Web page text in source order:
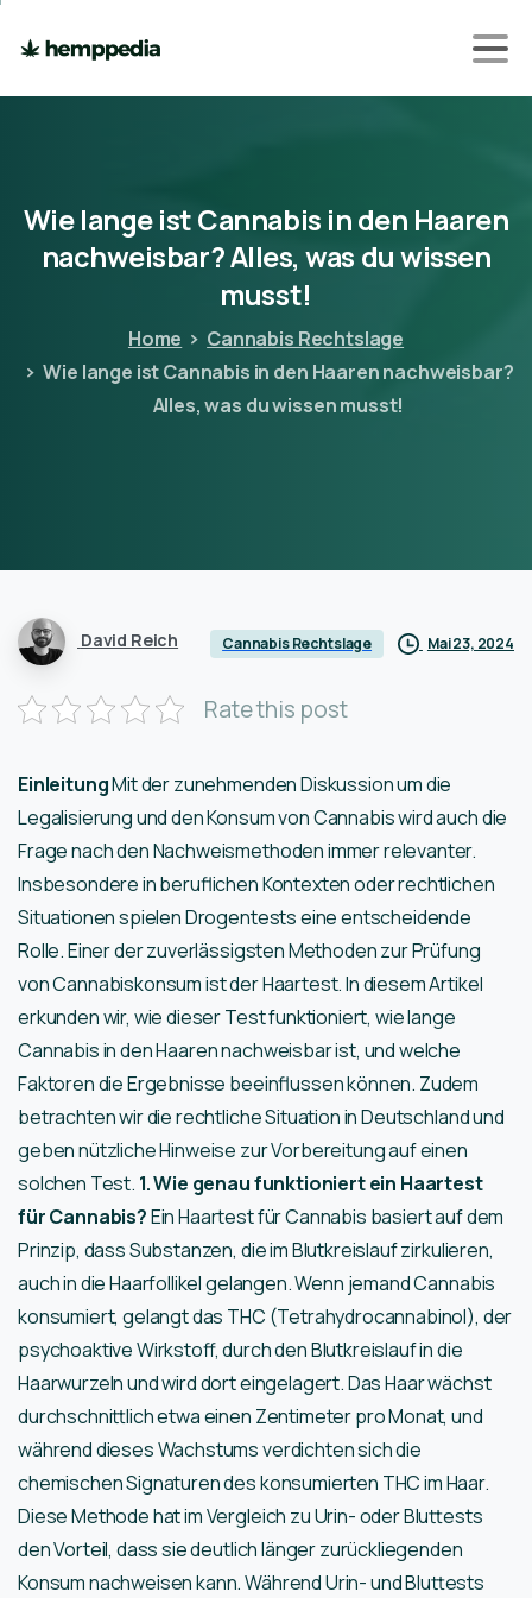
Wie langeistCannabis inden Haaren
nachweisbar?Alles, was duwissen
musst!
Home
Cannabis Rechtslage
Wie lange ist Cannabis in den Haaren nachweisbar?
Alles, was du wissen musst!
David Reich Cannabis Rechtslage Mai 23, 2024
Rate this post
EinleitungMit der zunehmenden Diskussion um die
Legalisierung und den Konsum von Cannabis wird auch die
Frage nach den Nachweismethoden immer relevanter.
Insbesondere in beruflichen Kontexten oder rechtlichen
Situationen spielen Drogentests eine entscheidende
Rolle. Einer der zuverlässigsten Methoden zur Prüfung
von Cannabiskonsum ist der Haartest. In diesem Artikel
erkunden wir, wie dieser Test funktioniert, wie lange
Cannabis in den Haaren nachweisbar ist, und welche
Faktoren die Ergebnisse beeinflussen können. Zudem
betrachten wir die rechtliche Situation in Deutschland und
geben nützliche Hinweise zur Vorbereitung auf einen
solchen Test. 1. Wie genau funktioniert ein Haartest
für Cannabis?Ein Haartest für Cannabis basiert auf dem
Prinzip, dass Substanzen, die im Blutkreislauf zirkulieren,
auch in die Haarfollikel gelangen. Wenn jemand Cannabis
konsumiert, gelangt das THC (Tetrahydrocannabinol), der
psychoaktive Wirkstoff, durch den Blutkreislauf in die
Haarwurzeln und wird dort eingelagert. Das Haar wächst
durchschnittlich etwa einen Zentimeter pro Monat, und
während dieses Wachstums verdichten sich die
chemischen Signaturen des konsumierten THC im Haar.
Diese Methode hat im Vergleich zu Urin- oder Bluttests
den Vorteil, dass sie deutlich länger zurückliegenden
Konsum nachweisen kann. Während Urin- und Bluttests